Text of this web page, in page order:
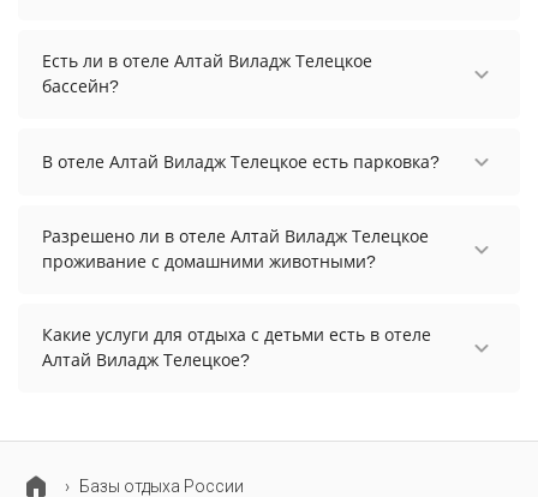
осуществить до 12:00.
Есть ли в отеле Алтай Виладж Телецкое
бассейн?
Телецкое бассейнов: 2. А именно: крытый
бассейн, открытый бассейн. Более точную
В отеле Алтай Виладж Телецкое есть парковка?
уточните информацию перед бронированием у
менеджера, возможно, услуга оплачивается
Разрешено ли в отеле Алтай Виладж Телецкое
проживание с домашними животными?
разрешено. Однако, это может оплачиваться
дополнительно.
Какие услуги для отдыха с детьми есть в отеле
Алтай Виладж Телецкое?
детский клуб.
Базы отдыха России